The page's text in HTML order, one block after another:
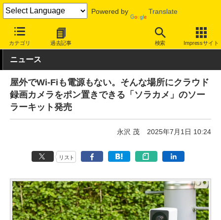
Powered by Translate
カテゴリ 過去記事 検索 Impressサイト
INTERNET Watch トピック
ニュース
屋外でWi-Fiも電源もない。そんな場所にクラウド
録画カメラをポン置きできる「ソラカメ」のソー
ラーキット発売
永沢 茂 2025年7月1日 10:24
リスト